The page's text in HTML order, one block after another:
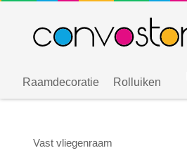
Raamdecoratie Rolluiken
Vast vliegenraam